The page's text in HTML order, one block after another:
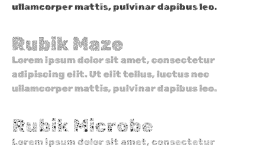
ullamcorper mattis, pulvinar dapibus leo.
Rubik Maze
Lorem ipsum dolor sit amet, consectetur
adipiscing elit. Ut elit tellus, luctus nec
ullamcorper mattis, pulvinar dapibus leo.
Rubik Microbe
Lorem ipsum dolor sit amet, consectetur